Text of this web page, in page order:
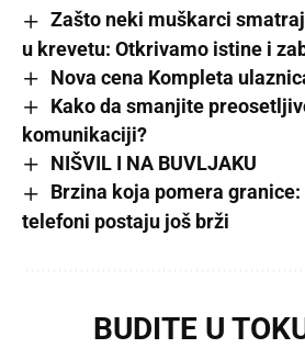
Zašto neki muškarci
u krevetu: Otkrivamo istine i
Nova cena Kompleta
Kako da smanjite
komunikaciji?
NIŠVIL I NA BUVLJAKU
Brzina koja pomera granice:
telefoni postaju još brži
BUDITE U